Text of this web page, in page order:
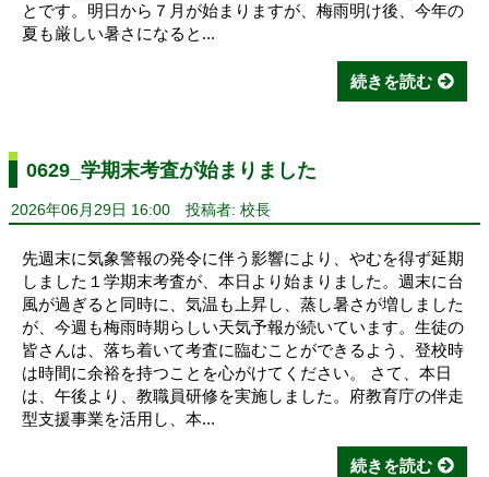
とです。明日から７月が始まりますが、梅雨明け後、今年の
夏も厳しい暑さになると...
続きを読む
0629_学期末考査が始まりました
2026年06月29日 16:00 投稿者: 校長
先週末に気象警報の発令に伴う影響により、やむを得ず延期
しました１学期末考査が、本日より始まりました。週末に台
風が過ぎると同時に、気温も上昇し、蒸し暑さが増しました
が、今週も梅雨時期らしい天気予報が続いています。生徒の
皆さんは、落ち着いて考査に臨むことができるよう、登校時
は時間に余裕を持つことを心がけてください。 さて、本日
は、午後より、教職員研修を実施しました。府教育庁の伴走
型支援事業を活用し、本...
続きを読む